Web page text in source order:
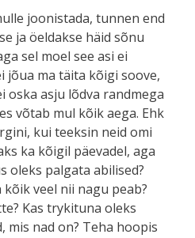
joonistada, tunnen end
ja öeldakse häid sõnu
sel moel see asi ei
jõua ma täita kõigi soove,
oska asju lõdva randmega
võtab mul kõik aega. Ehk
kui teeksin neid omi
ka kõigil päevadel, aga
oleks palgata abilised?
veel nii nagu peab?
Kas trykituna oleks
mis nad on? Teha hoopis